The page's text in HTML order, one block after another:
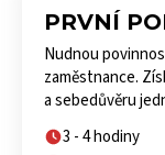
PRVNÍ
Nudnou
zaměstnance.
a sebedůvěru
3 - 4 hodiny